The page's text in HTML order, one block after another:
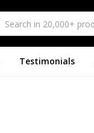
Testimonials